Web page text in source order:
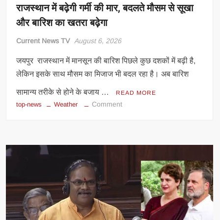
राजस्थान में बढ़ेगी गर्मी की मार, बदलते मौसम से सूखा
और बारिश का खतरा बढ़ेगा
Current News TV August 6, 2026
जयपुर राजस्थान में मानसून की बारिश पिछले कुछ दशकों में बढ़ी है,
लेकिन इसके साथ मौसम का मिजाज भी बदल रहा है। अब बारिश
सामान्य तरीके से होने के बजाय … READ MORE
top-news Weather Commenton
बदलते
से
सूखा